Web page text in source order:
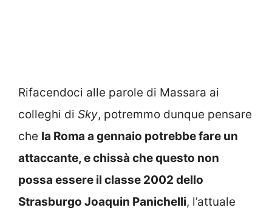
Rifacendoci alle parole di Massara ai
colleghi di Sky, potremmo dunque pensare
che la Roma a gennaio potrebbe fare un
attaccante, e chissà che questo non
possa essere il classe 2002 dello
Strasburgo Joaquin Panichelli, l’attuale